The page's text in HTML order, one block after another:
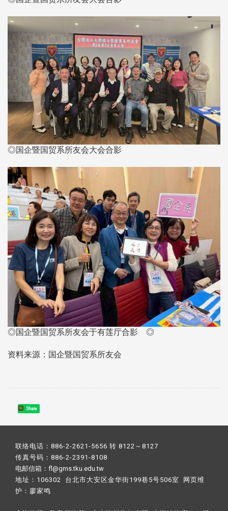
◎国企暨国贸系所友会大会合影
◎国企暨国贸系所友会于有莲厅合影 ◎
资料来源：国企暨国贸系所友会
Share
联络电话：886-2-2621-5656 转 8122～8127
传真号码：886-2-2391-8108
电邮信箱：fl@gms.tku.edu.tw
地址：106302 台北市大安区金华街199巷5号506室 网页维
护： 廖家鸣​